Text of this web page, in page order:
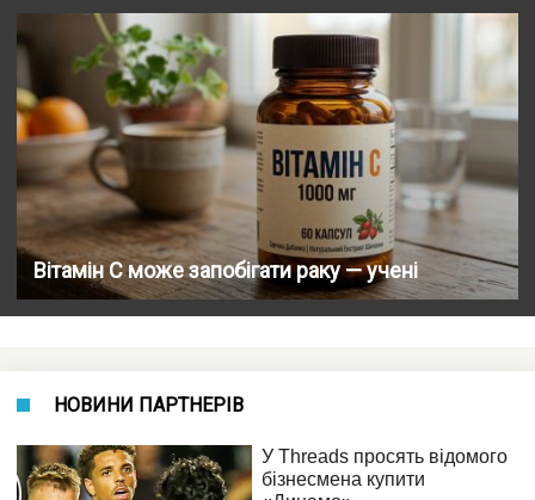
Вітамін С може запобігати раку — учені
НОВИНИ ПАРТНЕРІВ